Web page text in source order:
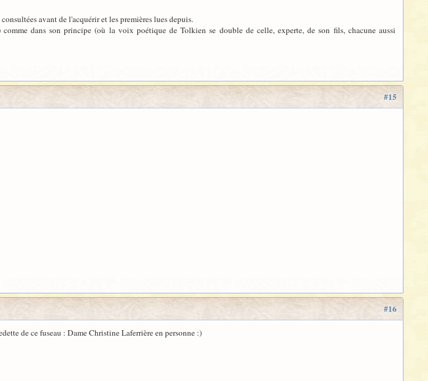
avant de l'acquérir et les premières lues depuis.
dans son principe (où la voix poétique de Tolkien se double de celle, experte, de son fils, chacune aussi
#15
#16
de ce fuseau : Dame Christine Laferrière en personne :)